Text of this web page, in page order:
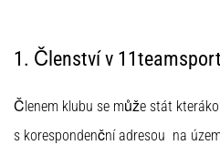
PUMA.
Бъди
от
всеки
1. Členství v
Členem klubu se může stát
s korespondenční adresou na